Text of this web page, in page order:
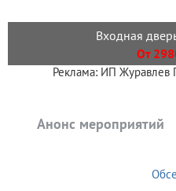
Входная
От
Реклама: ИП
Анонс мероприятий